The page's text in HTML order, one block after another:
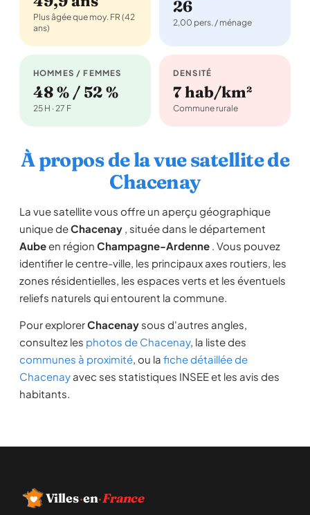
Plus âgée que moy. FR (42
ans)
26
2,00 pers. / ménage
HOMMES / FEMMES
48 % / 52 %
25 H · 27 F
DENSITÉ
7 hab/km²
Commune rurale
À propos de la vue satellite de
Chacenay
La vue satellite vous offre un aperçu géographique
unique deChacenay , située dans le département
Aubeen région Champagne-Ardenne . Vous pouvez
identifier le centre-ville, les principaux axes routiers, les
zones résidentielles, les espaces verts et les éventuels
reliefs naturels qui entourent la commune.
Pour explorerChacenay sous d'autres angles,
consultez les photos de Chacenay, la liste des
communes à proximité, ou la fiche détaillée de
Chacenay avec ses statistiques INSEE et les avis des
habitants.
Villes·en·France